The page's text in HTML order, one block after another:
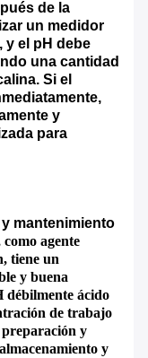
de la
un medidor
y el pH debe
una cantidad
Si el
y
para
mantenimiento
agente
tiene un
y buena
débilmente ácido
de trabajo
preparación y
y